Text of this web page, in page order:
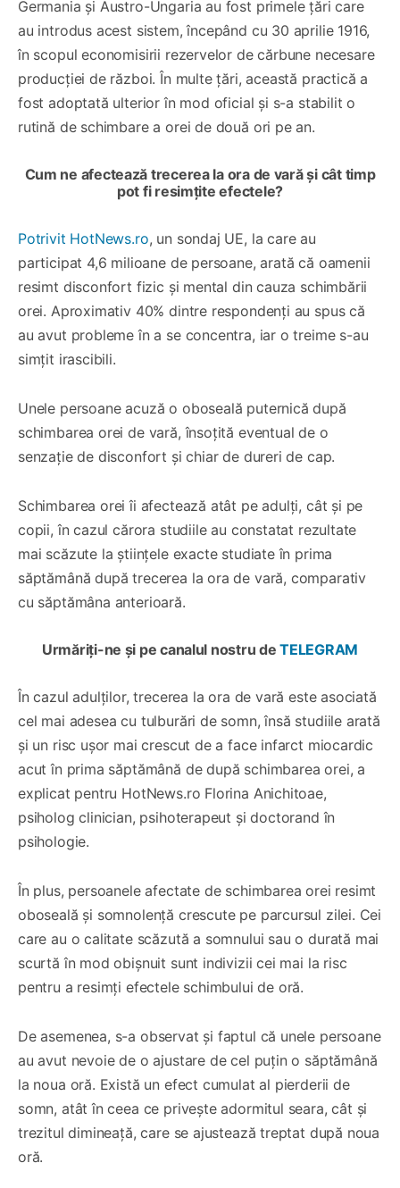
Germania și Austro-Ungaria au fost primele țări care
au introdus acest sistem, începând cu 30 aprilie 1916,
în scopul economisirii rezervelor de cărbune necesare
producției de război. În multe țări, această practică a
fost adoptată ulterior în mod oficial și s-a stabilit o
rutină de schimbare a orei de două ori pe an.
Cum ne afectează trecerea la ora de vară și cât timp
pot fi resimțite efectele?
Potrivit HotNews.ro, un sondaj UE, la care au
participat 4,6 milioane de persoane, arată că oamenii
resimt disconfort fizic și mental din cauza schimbării
orei. Aproximativ 40% dintre respondenți au spus că
au avut probleme în a se concentra, iar o treime s-au
simțit irascibili.
Unele persoane acuză o oboseală puternică după
schimbarea orei de vară, însoţită eventual de o
senzaţie de disconfort şi chiar de dureri de cap.
Schimbarea orei îi afectează atât pe adulți, cât și pe
copii, în cazul cărora studiile au constatat rezultate
mai scăzute la științele exacte studiate în prima
săptămână după trecerea la ora de vară, comparativ
cu săptămâna anterioară.
Urmăriți-ne și pe canalul nostru deTELEGRAM
În cazul adulților, trecerea la ora de vară este asociată
cel mai adesea cu tulburări de somn, însă studiile arată
și un risc ușor mai crescut de a face infarct miocardic
acut în prima săptămână de după schimbarea orei, a
explicat pentru HotNews.ro Florina Anichitoae,
psiholog clinician, psihoterapeut și doctorand în
psihologie.
În plus, persoanele afectate de schimbarea orei resimt
oboseală și somnolență crescute pe parcursul zilei. Cei
care au o calitate scăzută a somnului sau o durată mai
scurtă în mod obișnuit sunt indivizii cei mai la risc
pentru a resimți efectele schimbului de oră.
De asemenea, s-a observat și faptul că unele persoane
au avut nevoie de o ajustare de cel puțin o săptămână
la noua oră. Există un efect cumulat al pierderii de
somn, atât în ceea ce privește adormitul seara, cât și
trezitul dimineață, care se ajustează treptat după noua
oră.